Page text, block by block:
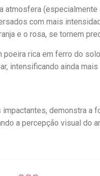
atmosfera
com mais
e o rosa, se tornem
rica em ferro do
intensificando ainda mais
demonstra a
a percepção visual do